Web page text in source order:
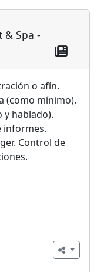
& Spa -
o afín.
(como mínimo).
y hablado).
informes.
Control de